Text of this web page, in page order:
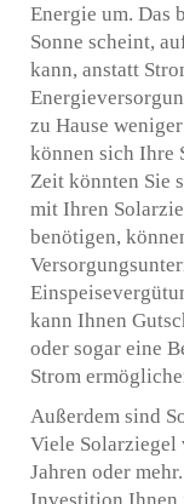
Energie um. Das
Sonne scheint,
kann, anstatt
zu Hause
können sich Ihre
Zeit könnten Sie
mit Ihren
benötigen,
kann Ihnen
oder sogar eine
Strom
Außerdem sind
Viele Solarziegel
Jahren oder
Investition Ihnen